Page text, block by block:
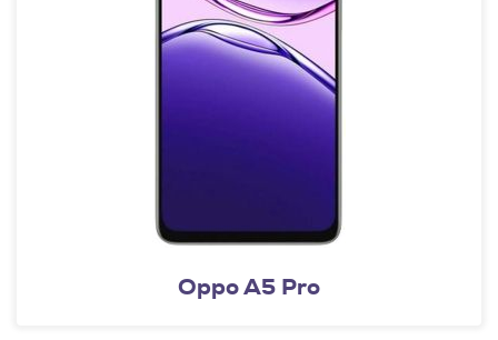
Oppo A5 Pro